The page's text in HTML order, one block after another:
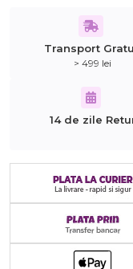
Transport
> 499 lei
14 de zile